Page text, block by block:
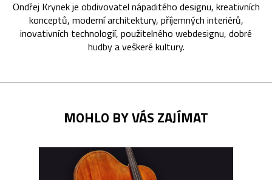
Ondřej Krynek je obdivovatel nápaditého designu, kreativních
konceptů, moderní architektury, příjemných interiérů,
inovativních technologií, použitelného webdesignu, dobré
hudby a veškeré kultury.
MOHLO BY VÁS ZAJÍMAT